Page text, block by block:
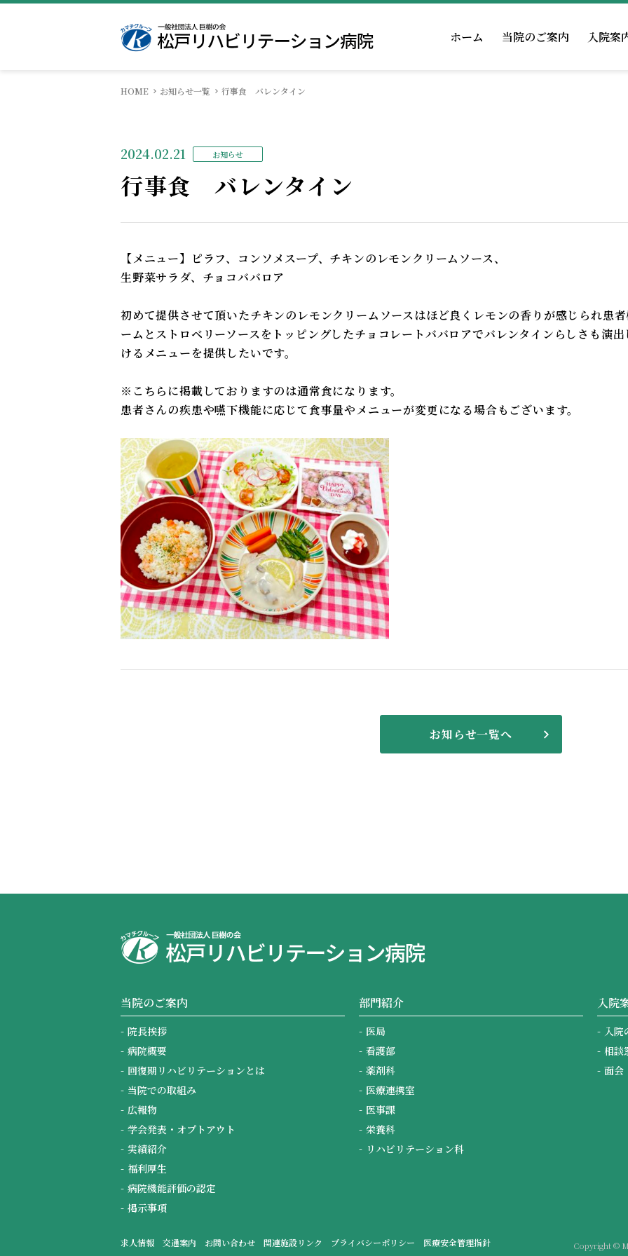
ホーム 当院のご案内
学会発表・オプトアウト
入院案
栄養科
HOME お知らせ一覧 行事食 バレンタイン
2024.02.21 お知らせ
行事食 バレンタイン
【メニュー】ピラフ、コンソメスープ、チキンのレモンクリームソース、
生野菜サラダ、チョコババロア
初めて提供させて頂いたチキンのレモンクリームソースはほど良くレモンの香りが感じられ患
ームとストロベリーソースをトッピングしたチョコレートババロアでバレンタインらしさも演
けるメニューを提供したいです。
※こちらに掲載しておりますのは通常食になります。
患者さんの疾患や嚥下機能に応じて食事量やメニューが変更になる場合もございます。
お知らせ一覧へ
当院のご案内
院長挨拶
病院概要
回復期リハビリテーションとは
当院での取組み
広報物
学会発表・オプトアウト
実績紹介
福利厚生
病院機能評価の認定
掲示事項
部門紹介
医局
看護部
薬剤科
医療連携室
医事課
栄養科
リハビリテーション科
入院
入院
相談
面会
求人情報 交通案内 お問い合わせ 関連施設リンク プライバシーポリシー 医療安全管理指針 Copyright ©